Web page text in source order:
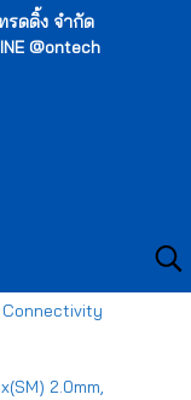
รดดิ้ง จำกัด
@ontech
2.0mm,